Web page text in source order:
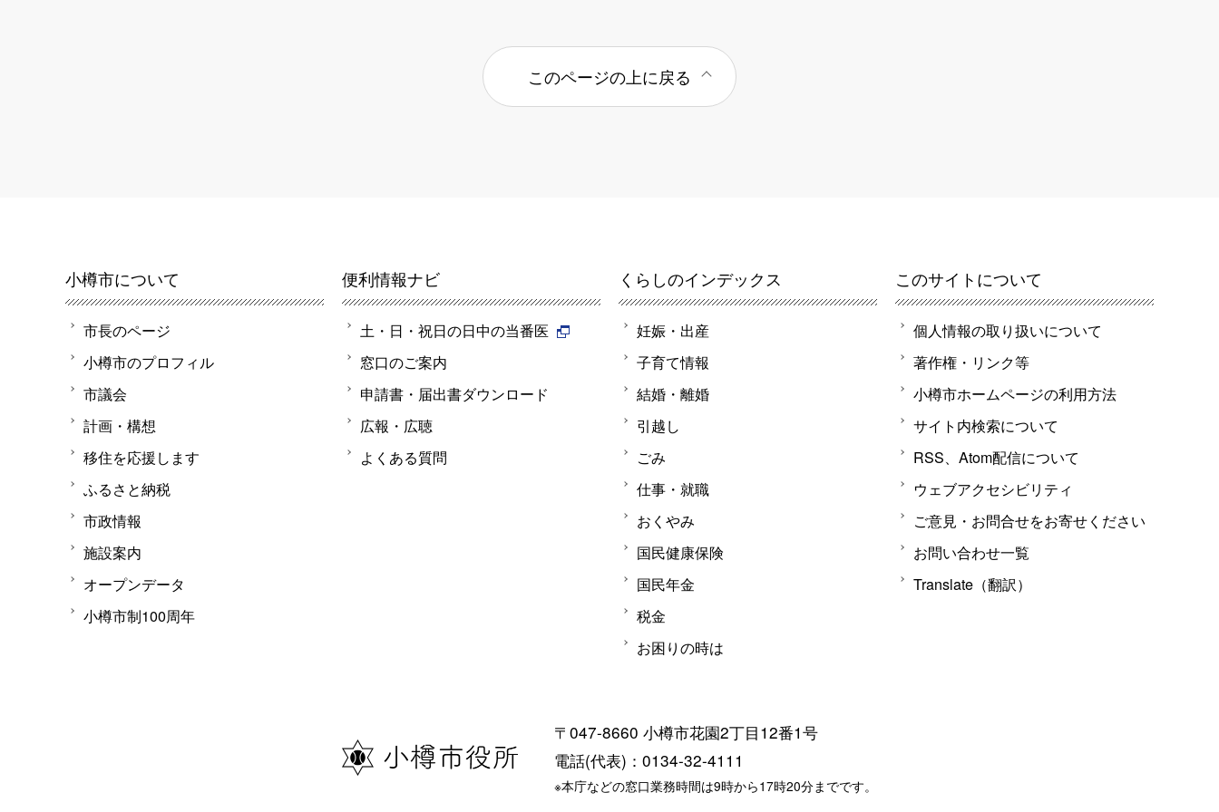
このページの上に戻る
小樽市について
市長のページ
小樽市のプロフィル
市議会
計画・構想
移住を応援します
ふるさと納税
市政情報
施設案内
オープンデータ
小樽市制100周年
便利情報ナビ
土・日・祝日の日中の当番医
窓口のご案内
申請書・届出書ダウンロード
広報・広聴
よくある質問
くらしのインデックス
妊娠・出産
子育て情報
結婚・離婚
引越し
ごみ
仕事・就職
おくやみ
国民健康保険
国民年金
税金
お困りの時は
このサイトについて
個人情報の取り扱いについて
著作権・リンク等
小樽市ホームページの利用方法
サイト内検索について
RSS、Atom配信について
ウェブアクセシビリティ
ご意見・お問合せをお寄せください
お問い合わせ一覧
Translate（翻訳）
〒047-8660 小樽市花園2丁目12番1号
電話(代表)：0134-32-4111
※本庁などの窓口業務時間は9時から17時20分までです。